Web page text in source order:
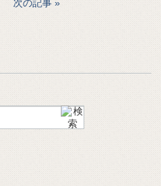
次の記事